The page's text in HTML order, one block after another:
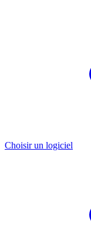
Choisir un logiciel